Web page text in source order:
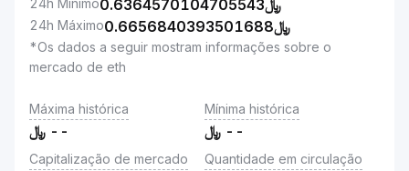
24h Mínimo ﷼0.6364570104705543
24h Máximo ﷼0.6656840393501688
*Os dados a seguir mostram informações sobre o
mercado de eth
Máxima histórica
﷼ --
Mínima histórica
﷼ --
Capitalização de mercado Quantidade em circulação